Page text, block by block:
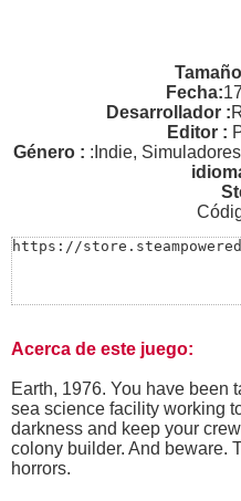
Fecha:
Desarrollador :
Editor :
Género : :Indie,
https://
Acerca de este juego:
Earth, 1976. You have been
sea science facility working
darkness and keep your
colony builder. And beware.
horrors.